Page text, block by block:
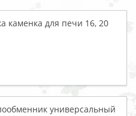
каменка для печи 16, 20
универсальный